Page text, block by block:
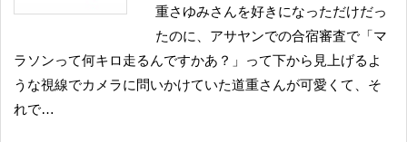
重さゆみさんを好きになっただけだっ
たのに、アサヤンでの合宿審査で「マ
ラソンって何キロ走るんですかあ？」って下から見上げるよ
うな視線でカメラに問いかけていた道重さんが可愛くて、そ
れで…